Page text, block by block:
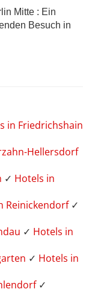
Mitte : Ein
Besuch in
in Friedrichshain
Hellersdorf
✓ Hotels in
Reinickendorf ✓
✓ Hotels in
✓ Hotels in
✓